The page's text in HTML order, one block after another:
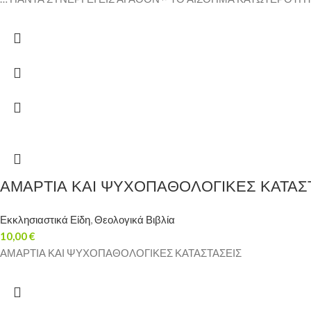
ΑΜΑΡΤΙΑ ΚΑΙ ΨΥΧΟΠΑΘΟΛΟΓΙΚΕΣ
Εκκλησιαστικά Είδη,Θεολογικά Βιβλία
10,00€
ΑΜΑΡΤΙΑ ΚΑΙ ΨΥΧΟΠΑΘΟΛΟΓΙΚΕΣ ΚΑΤΑΣΤΑΣΕΙΣ